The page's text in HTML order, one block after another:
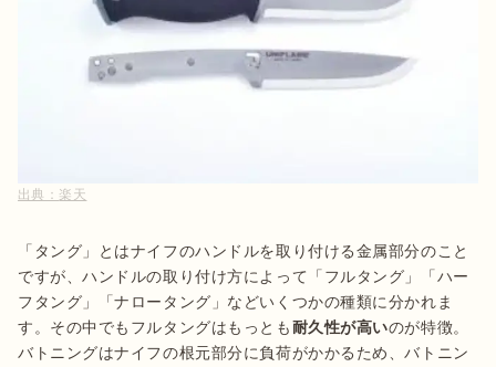
出典： 楽天
「タング」とはナイフのハンドルを取り付ける金属部分のこと
ですが、ハンドルの取り付け方によって「フルタング」「ハー
フタング」「ナロータング」などいくつかの種類に分かれま
す。その中でもフルタングはもっとも耐久性が高いのが特徴。
バトニングはナイフの根元部分に負荷がかかるため、バトニン